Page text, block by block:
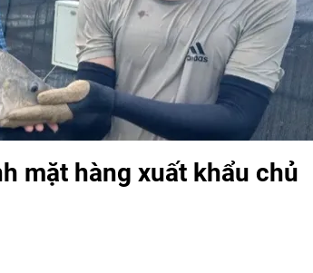
mặt hàng xuất khẩu chủ